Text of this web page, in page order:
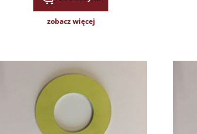
zobacz więcej